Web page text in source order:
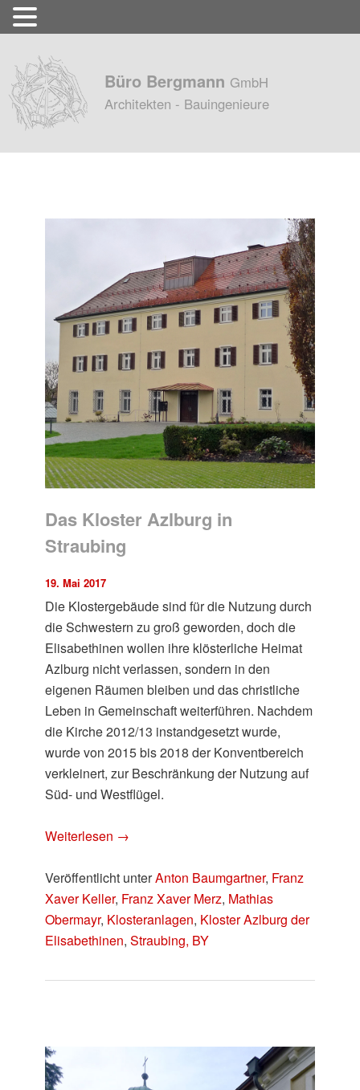
Büro Bergmann GmbH
Architekten - Bauingenieure
Das Kloster Azlburg in
Straubing
19. Mai 2017
Die Klostergebäude sind für die Nutzung durch
die Schwestern zu groß geworden, doch die
Elisabethinen wollen ihre klösterliche Heimat
Azlburg nicht verlassen, sondern in den
eigenen Räumen bleiben und das christliche
Leben in Gemeinschaft weiterführen. Nachdem
die Kirche 2012/13 instandgesetzt wurde,
wurde von 2015 bis 2018 der Konventbereich
verkleinert, zur Beschränkung der Nutzung auf
Süd- und Westflügel.
Weiterlesen →
Veröffentlicht unterAnton Baumgartner, Franz
Xaver Keller, Franz Xaver Merz, Mathias
Obermayr, Klosteranlagen, Kloster Azlburg der
Elisabethinen,Straubing, BY